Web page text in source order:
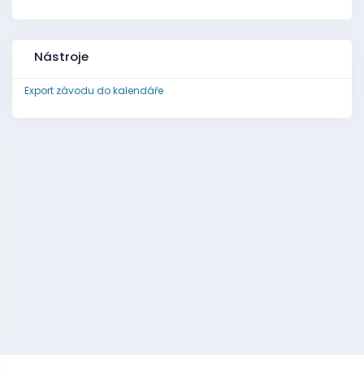
Nástroje
Export závodu do kalendáře